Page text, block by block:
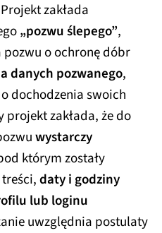
zakłada
„pozwu ślepego”,
pozwu o ochronę dóbr
danych pozwanego,
dochodzenia swoich
zakłada, że do
wystarczy
którym zostały
daty i godziny
lub loginu
uwzględnia postulaty